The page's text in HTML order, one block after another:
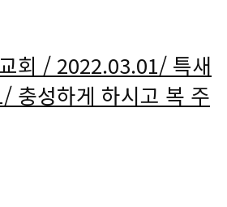
회 / 2022.03.01/ 특새
충성하게 하시고 복 주